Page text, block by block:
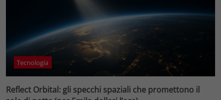
Tecnologia
Reflect Orbital: gli specchi spaziali che promettono il